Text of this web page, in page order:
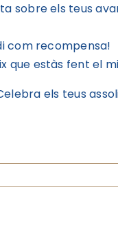
sobre els teus
com recompensa!
que estàs fent el
els teus